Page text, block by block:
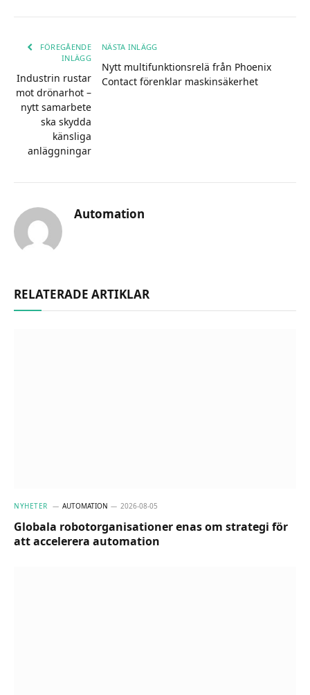
FÖREGÅENDE
INLÄGG
Industrin rustar
mot drönarhot –
nytt samarbete
ska skydda
känsliga
anläggningar
NÄSTA INLÄGG
Nytt multifunktionsrelä från Phoenix
Contact förenklar maskinsäkerhet
Automation
RELATERADE ARTIKLAR
NYHETER AUTOMATION 2026-08-05
Globala robotorganisationer enas om strategi för
att accelerera automation